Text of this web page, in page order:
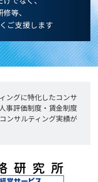
等、
ご支援します
ングに特化したコンサ
事評価制度・賃金制度
ンサルティング実績が